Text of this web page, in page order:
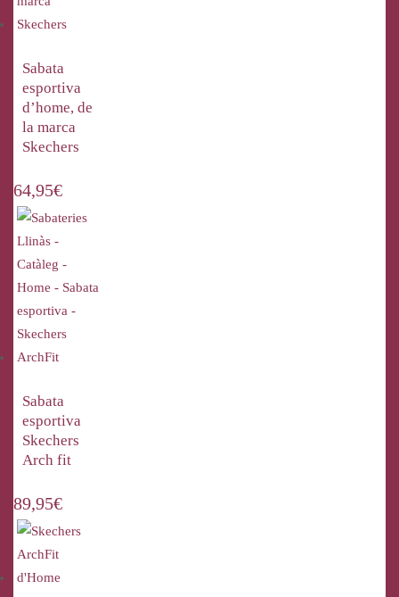
Sabata
esportiva
d’home, de
la marca
Skechers
64,95€
Sabata
esportiva
Skechers
Arch fit
89,95€